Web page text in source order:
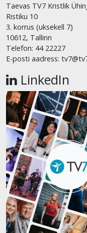
Taevas TV7 Kristlik
Ristiku 10
3. korrus (uksekell 7)
10612, Tallinn
Telefon: 44 22227
E-posti aadress:
LinkedIn